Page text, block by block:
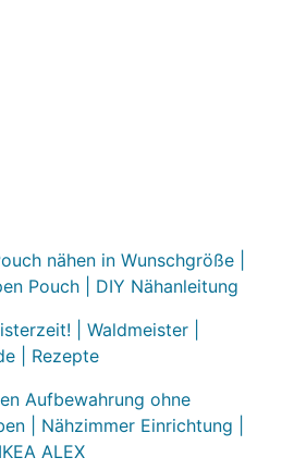
nähen in Wunschgröße |
Pouch | DIY Nähanleitung
| Waldmeister |
| Rezepte
Aufbewahrung ohne
| Nähzimmer Einrichtung |
ALEX